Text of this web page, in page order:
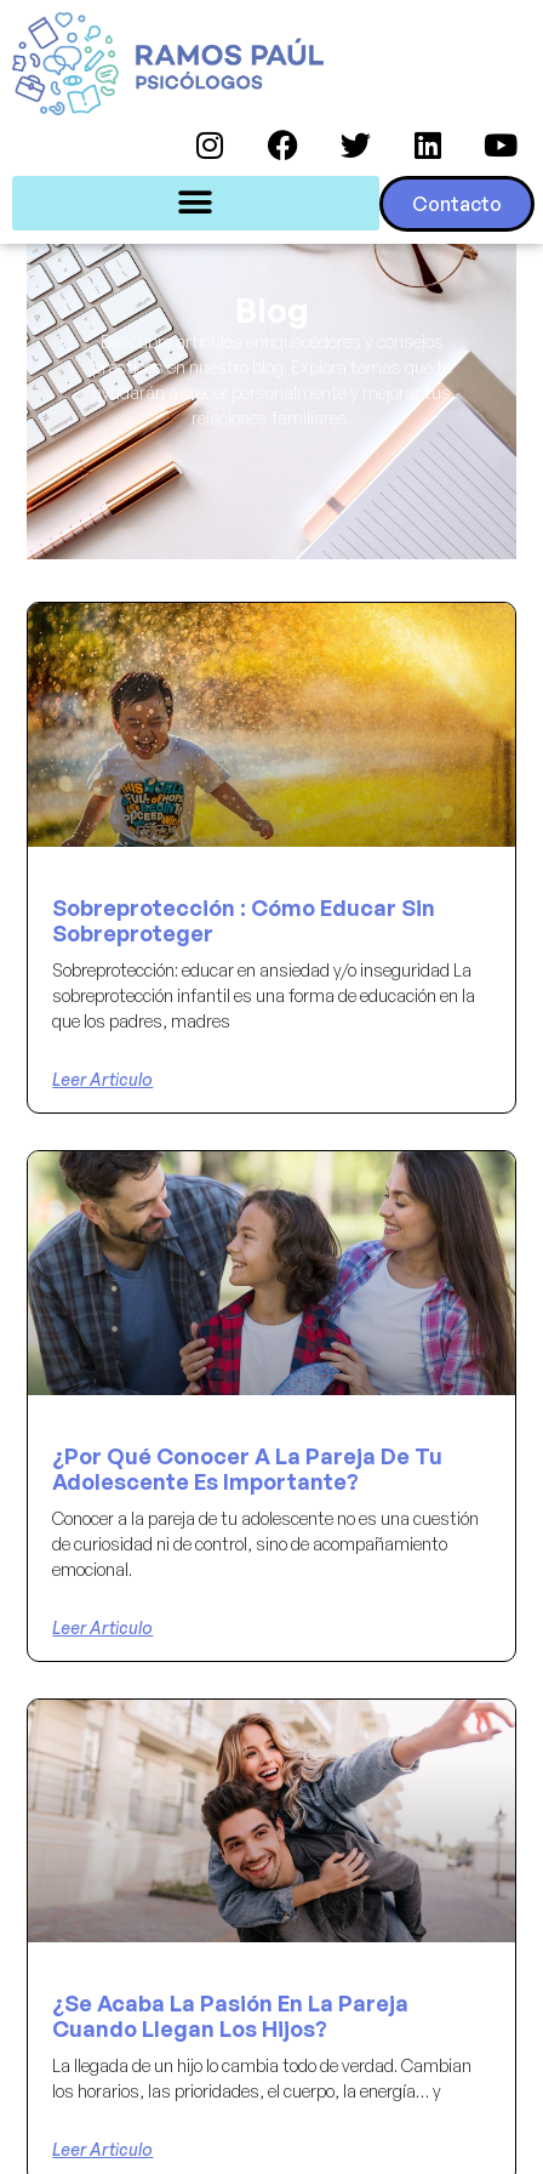
Contacto
Descubre artículos enriquecedores y consejos
prácticos en nuestro blog. Explora temas que te
ayudarán a crecer personalmente y mejorar tus
relaciones familiares.
Sobreprotección : Cómo Educar Sin
Sobreproteger
Sobreprotección: educar en ansiedad y/o inseguridad La
sobreprotección infantil es una forma de educación en la
que los padres, madres
Leer Articulo
¿Por Qué Conocer A La Pareja De Tu
Adolescente Es Importante?
Conocer a la pareja de tu adolescente no es una cuestión
de curiosidad ni de control, sino de acompañamiento
emocional.
Leer Articulo
¿Se Acaba La Pasión En La Pareja
Cuando Llegan Los Hijos?
La llegada de un hijo lo cambia todo de verdad. Cambian
los horarios, las prioridades, el cuerpo, la energía… y
Leer Articulo